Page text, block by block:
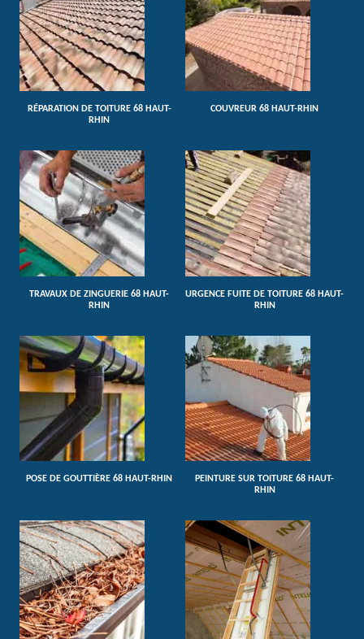
RÉPARATION DE TOITURE 68 HAUT-
RHIN
COUVREUR 68 HAUT-RHIN
TRAVAUX DE ZINGUERIE 68 HAUT-
RHIN
URGENCE FUITE DE TOITURE 68 HAUT-
RHIN
POSE DE GOUTTIÈRE 68 HAUT-RHIN
PEINTURE SUR TOITURE 68 HAUT-
RHIN